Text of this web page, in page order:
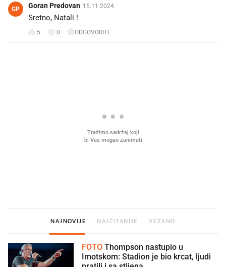
GP Goran Predovan 15.11.2024.
Sretno, Natali !
5 0 ODGOVORITE
NAJNOVIJE NAJČITANIJE VEZANO
FOTO
Imotskom: Stadion je bio krcat, ljudi